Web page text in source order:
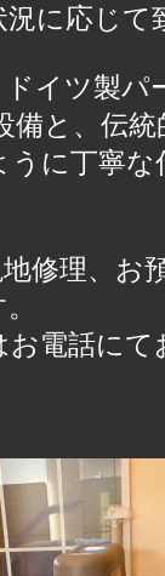
に応じて
イツ製パ
備と、伝
うに丁寧
修理、お
電話にて